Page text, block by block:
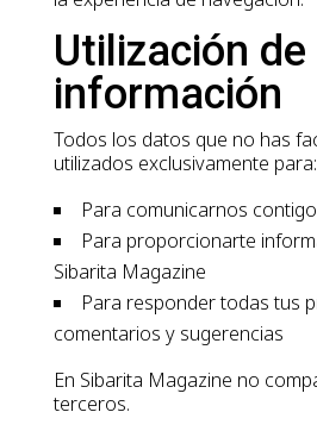
Utilización de
información
Todos los datos que no has
utilizados exclusivamente para:
Para comunicarnos contigo
Para proporcionarte
Sibarita Magazine
Para responder todas tus
comentarios y sugerencias
En Sibarita Magazine no
terceros.